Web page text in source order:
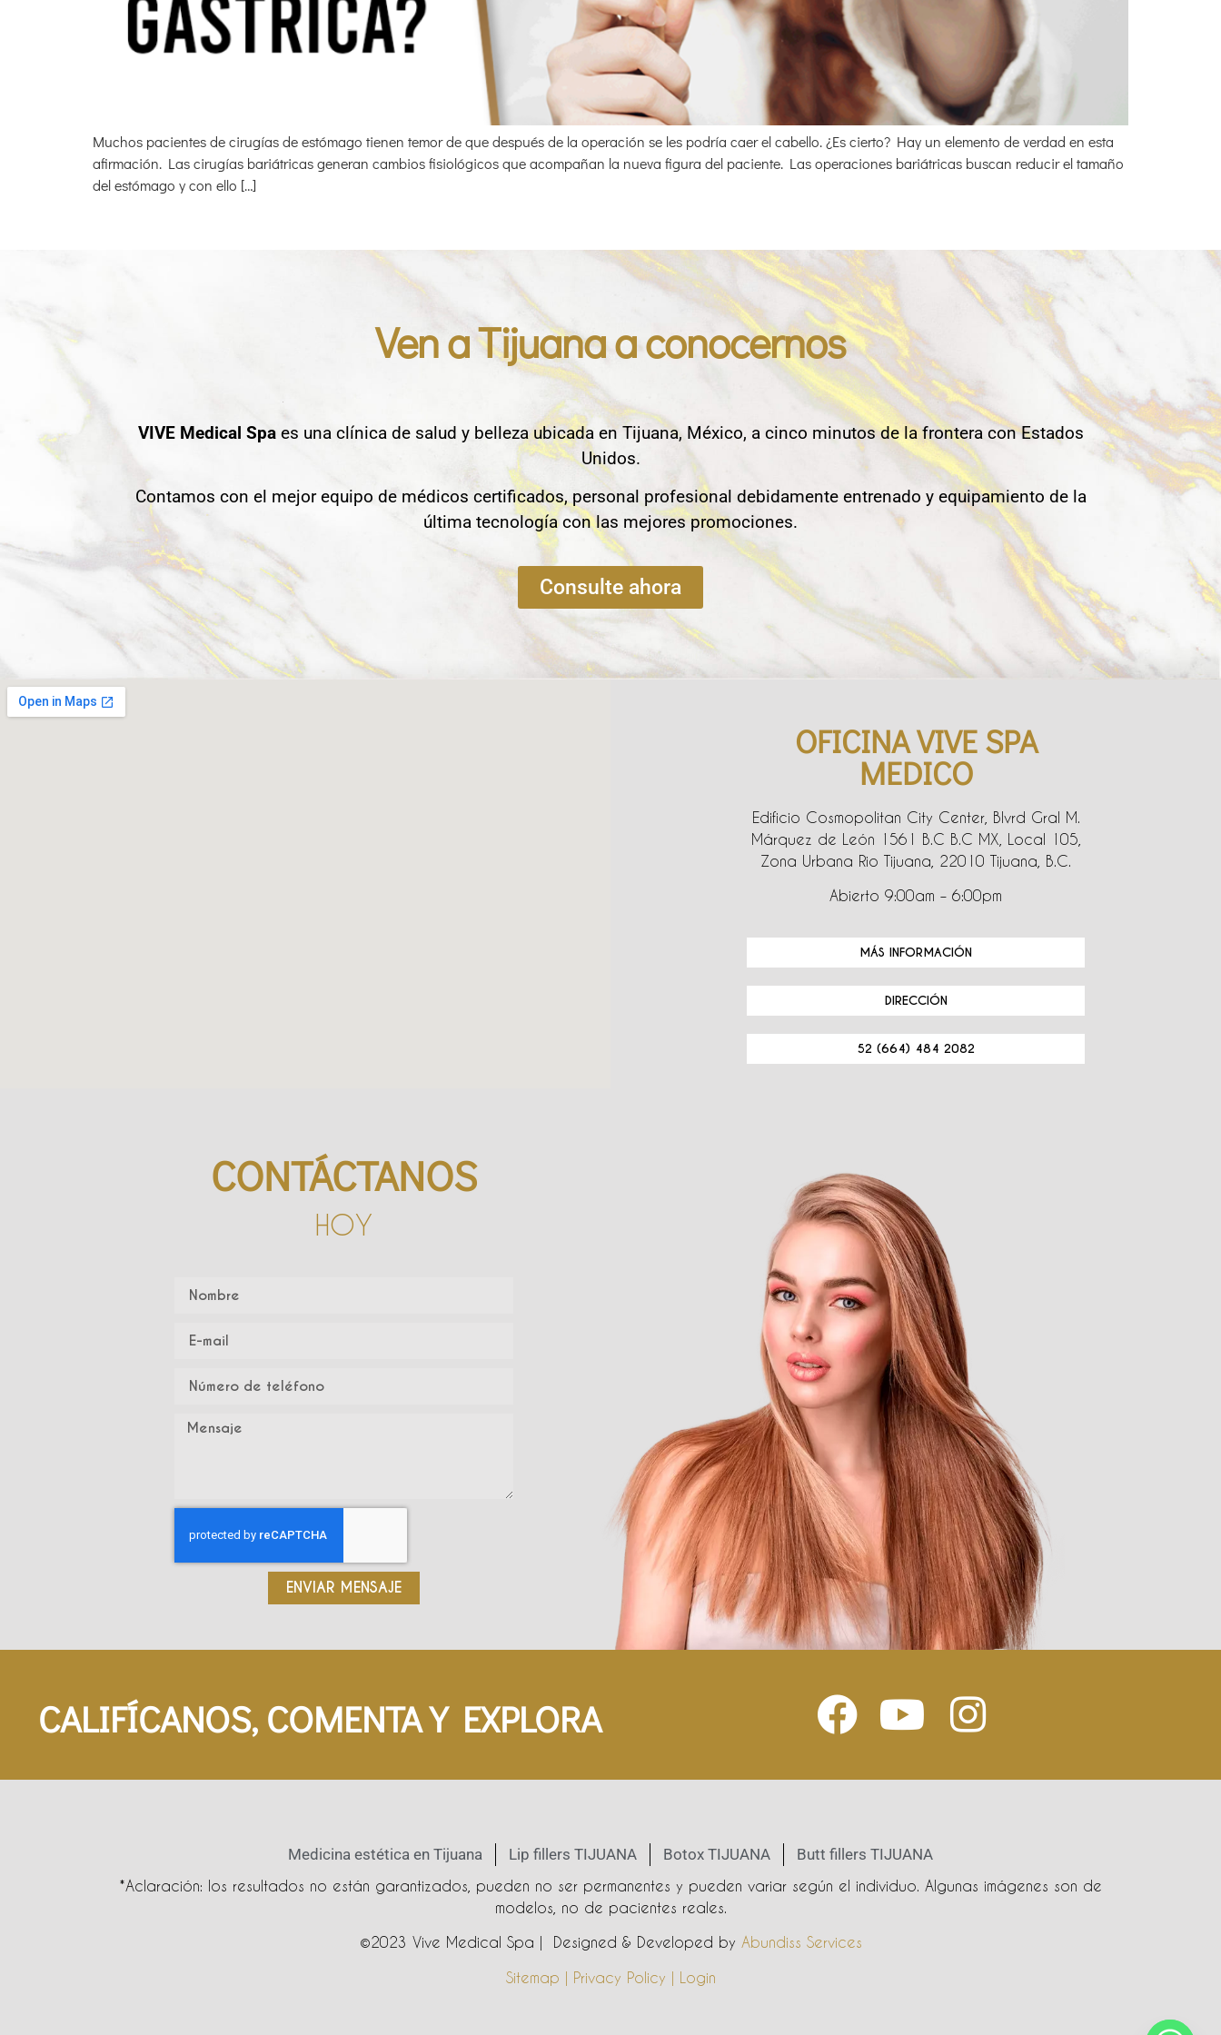
Muchos pacientes de cirugías de estómago tienen temor de que después de la operación se les podría caer el cabello. ¿Es cierto? Hay un elemento de verdad en esta
afirmación. Las cirugías bariátricas generan cambios fisiológicos que acompañan la nueva figura del paciente. Las operaciones bariátricas buscan reducir el tamaño
del estómago y con ello […]
Ven a Tijuana a conocernos
VIVE Medical Spaes una clínica de salud y belleza ubicada en Tijuana, México, a cinco minutos de la frontera con Estados
Unidos.
Contamos con el mejor equipo de médicos certificados, personal profesional debidamente entrenado y equipamiento de la
última tecnología con las mejores promociones.
Consulte ahora
OFICINA VIVE SPA
MEDICO
Edificio Cosmopolitan City Center, Blvrd Gral M.
Márquez de León 1561 B.C B.C MX, Local 105,
Zona Urbana Rio Tijuana, 22010 Tijuana, B.C.
Abierto 9:00am – 6:00pm
MÁS INFORMACIÓN
DIRECCIÓN
52 (664) 484 2082
CONTÁCTANOS
HOY
ENVIAR MENSAJE
CALIFÍCANOS, COMENTA Y EXPLORA
Medicina estética en Tijuana Lip fillers TIJUANA Botox TIJUANA Butt fillers TIJUANA
*Aclaración: los resultados no están garantizados, pueden no ser permanentes y pueden variar según el individuo. Algunas imágenes son de
modelos, no de pacientes reales.
©2023 Vive Medical Spa | Designed & Developed by Abundiss Services
Sitemap | Privacy Policy | Login